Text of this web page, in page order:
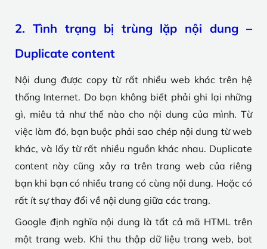
2. Tình trạng bị trùng lặp nội dung –
Duplicate content
Nội dung được copy từ rất nhiều web khác trên hệ
thống Internet. Do bạn không biết phải ghi lại những
gì, miêu tả như thế nào cho nội dung của mình. Từ
việc làm đó, bạn buộc phải sao chép nội dung từ web
khác, và lấy từ rất nhiều nguồn khác nhau. Duplicate
content này cũng xảy ra trên trang web của riêng
bạn khi bạn có nhiều trang có cùng nội dung. Hoặc có
rất ít sự thay đổi về nội dung giữa các trang.
Google định nghĩa nội dung là tất cả mã HTML trên
một trang web. Khi thu thập dữ liệu trang web, bot